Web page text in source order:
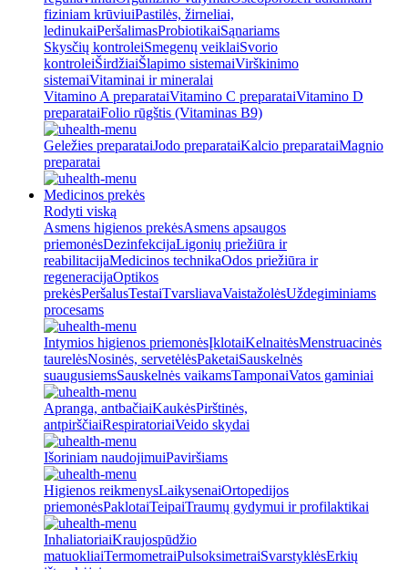
fiziniam krūviuiPastilės, žirneliai,
ledinukaiPeršalimasProbiotikaiSąnariams
Skysčių kontroleiSmegenų veiklaiSvorio
kontroleiŠirdžiaiŠlapimo sistemaiVirškinimo
sistemaiVitaminai ir mineralai
Vitamino A preparataiVitamino C preparataiVitamino D
preparataiFolio rūgštis (Vitaminas B9)
Geležies preparataiJodo preparataiKalcio preparataiMagnio
preparatai
Medicinos prekės
Rodyti viską
Asmens higienos prekėsAsmens apsaugos
priemonėsDezinfekcijaLigonių priežiūra ir
reabilitacijaMedicinos technikaOdos priežiūra ir
regeneracijaOptikos
prekėsPeršalusTestaiTvarsliavaVaistažolėsUždegiminiams
procesams
Intymios higienos priemonėsĮklotaiKelnaitėsMenstruacinės
taurelėsNosinės, servetėlėsPaketaiSauskelnės
suaugusiemsSauskelnės vaikamsTamponaiVatos gaminiai
Apranga, antbačiaiKaukėsPirštinės,
antpirščiaiRespiratoriaiVeido skydai
Išoriniam naudojimuiPaviršiams
Higienos reikmenysLaikysenaiOrtopedijos
priemonėsPaklotaiTeipaiTraumų gydymui ir profilaktikai
InhaliatoriaiKraujospūdžio
matuokliaiTermometraiPulsoksimetraiSvarstyklėsErkių